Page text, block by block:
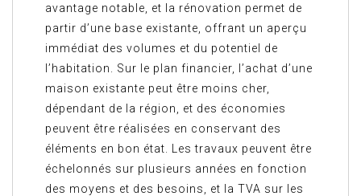
avantage notable, et la rénovation permet de
partir d’une base existante, offrant un aperçu
immédiat des volumes et du potentiel de
l’habitation. Sur le plan financier, l’achat d’une
maison existante peut être moins cher,
dépendant de la région, et des économies
peuvent être réalisées en conservant des
éléments en bon état. Les travaux peuvent être
échelonnés sur plusieurs années en fonction
des moyens et des besoins, et la TVA sur les